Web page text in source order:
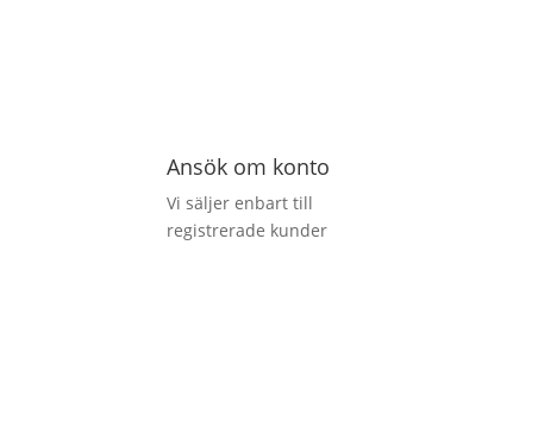
Ansök om konto
Vi säljer enbart till
registrerade kunder